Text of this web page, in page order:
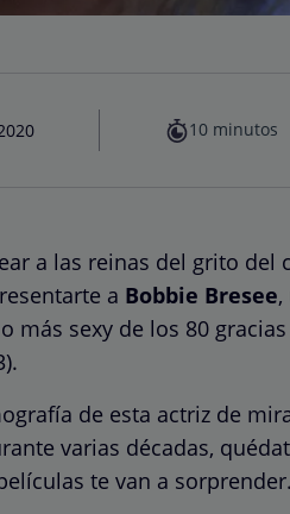
10 minutos
a las reinas del grito del
a Bobbie Bresee
sexy de los 80
de esta actriz de
varias décadas,
te van a sorprender.